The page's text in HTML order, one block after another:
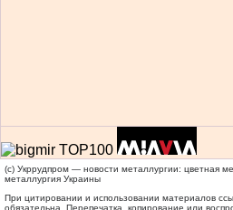
(c) Укррудпром — новости металлургии: цветная
металлургия Украины
При цитировании и использовании материалов